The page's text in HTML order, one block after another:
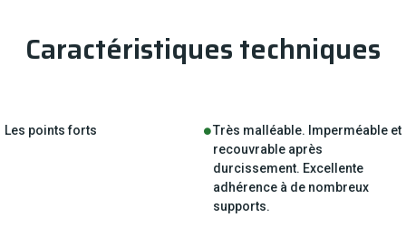
Caractéristiques techniques
Les points forts
Très malléable. Imperméable et
recouvrable après
durcissement. Excellente
adhérence à de nombreux
supports.